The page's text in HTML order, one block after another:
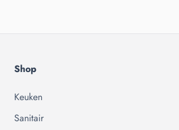
Shop
Keuken
Sanitair